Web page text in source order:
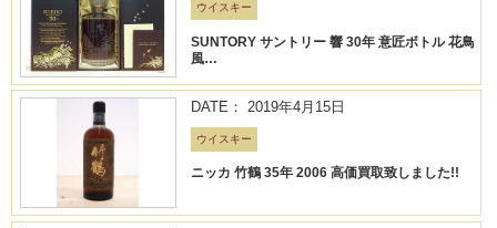
ウイスキー
SUNTORY サントリー 響 30年 意匠ボトル 花鳥
風…
DATE： 2019年4月15日
ウイスキー
ニッカ 竹鶴 35年 2006 高価買取致しました!!